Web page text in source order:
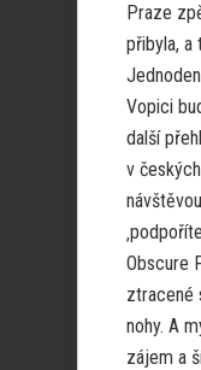
Praze
přibyla, a
Vopici
další
v
Obscure
ztracené
nohy. A
zájem a